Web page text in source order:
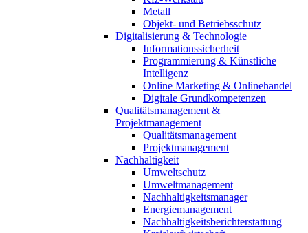
Metall
Objekt- und Betriebsschutz
Digitalisierung & Technologie
Informationssicherheit
Programmierung & Künstliche
Intelligenz
Online Marketing & Onlinehandel
Digitale Grundkompetenzen
Qualitätsmanagement &
Projektmanagement
Qualitätsmanagement
Projektmanagement
Nachhaltigkeit
Umweltschutz
Umweltmanagement
Nachhaltigkeitsmanager
Energiemanagement
Nachhaltigkeitsberichterstattung